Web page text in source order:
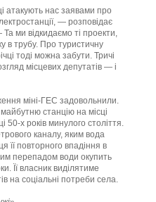
атакують нас заявами про
— розповідає
ми відкидаємо ті проекти,
в трубу. Про туристичну
тоді можна забути. Тричі
місцевих депутатів — і
міні-ГЕС задовольнили.
станцію на місці
50-х років минулого століття.
каналу, яким вода
її повторного впадіння в
перепадом води окупить
Її власник виділятиме
на соціальні потреби села.